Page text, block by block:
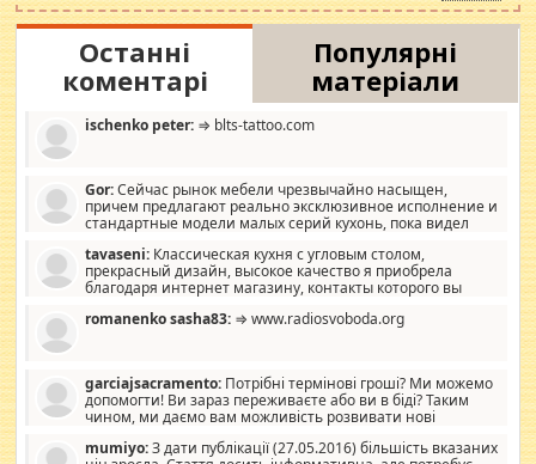
Останні
коментарі
Популярні
матеріали
ischenko peter: ⇒ blts-tattoo.com
Gor:Сейчас рынок мебели чрезвычайно насыщен,
причем предлагают реально эксклюзивное исполнение и
стандартные модели малых серий кухонь, пока видел
стандартные формы, в MebelOk, креативненько и что главное -
со вкусом все в порядке, без ненужных наворотов удорожающих
мебель, а это не последний фактор.
tavaseni: Классическая кухня с угловым столом,
прекрасный дизайн, высокое качество я приобрела
благодаря интернет магазину, контакты которого вы
romanenko sasha83: ⇒ www.radiosvoboda.org
garciajsacramento: Потрібні термінові гроші? Ми можемо
допомогти! Ви зараз переживаєте або ви в біді? Таким
чином, ми даємо вам можливість розвивати нові
допомагати людям, які намагаються дати їм шанс. Кожен
mumiyo:З дати публікації (27.05.2016) більшість вказаних